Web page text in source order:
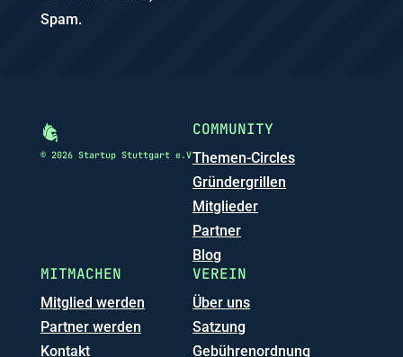
Spam.
© 2026 Startup Stuttgart e.V
COMMUNITY
Themen-Circles
Gründergrillen
Mitglieder
Partner
Blog
MITMACHEN
Mitglied werden
Partner werden
Kontakt
VEREIN
Über uns
Satzung
Gebührenordnung